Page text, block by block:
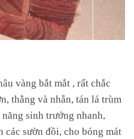
vàng bắt mắt , rất chắc
thằng và nhẵn, tán lá trùm
sinh trưởng nhanh,
các sườn đồi, cho bóng mát